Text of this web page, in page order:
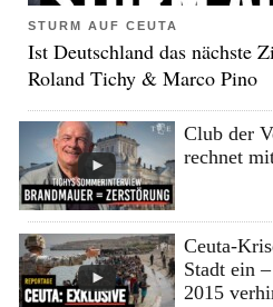
STURM AUF CEUTA
Ist Deutschland das nächste
Roland Tichy & Marco Pino
Club der
rechnet
Ceuta-
Stadt ein
2015